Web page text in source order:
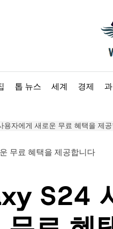
톱 뉴스 세계 경제
용자에게 새로운 무료 혜택을 제
S24